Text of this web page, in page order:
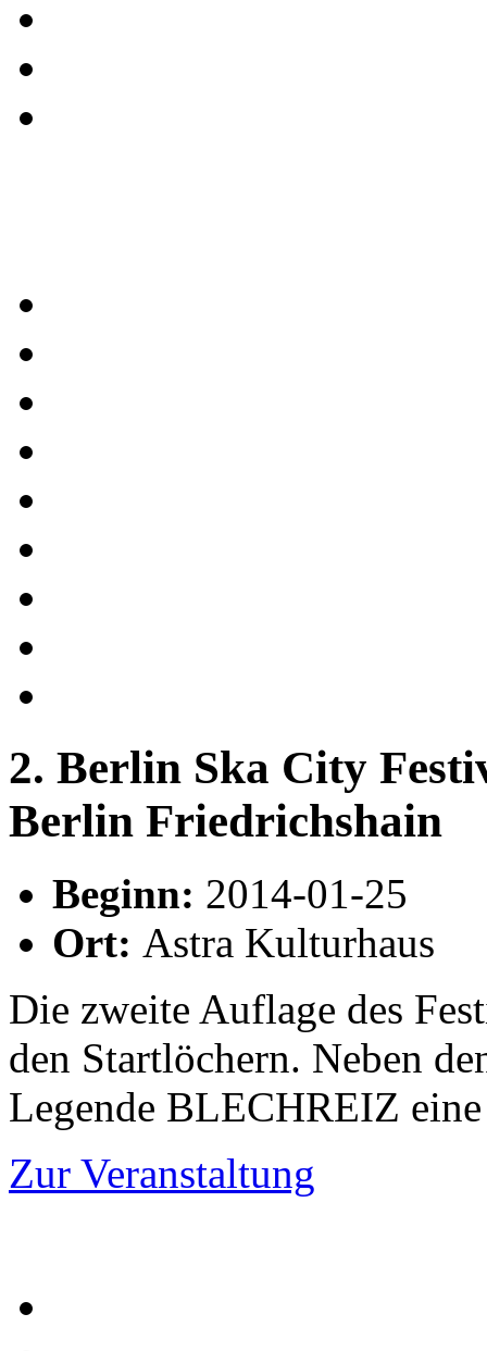
2. Berlin Ska City
Berlin Friedrichshain
Beginn: 2014-01-25
Ort: Astra Kulturhaus
Die zweite Auflage des
den Startlöchern. Neben
Legende BLECHREIZ
Zur Veranstaltung